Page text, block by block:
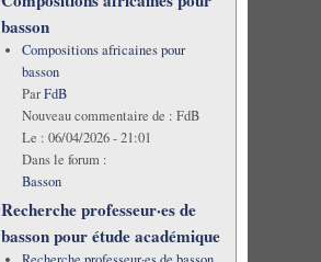
basson
Compositions africaines pour
basson
ParFdB
Nouveau commentaire de : FdB
Le : 06/04/2026 - 21:01
Dans le forum :
Basson
Recherche professeur·es de
basson pour étude académique